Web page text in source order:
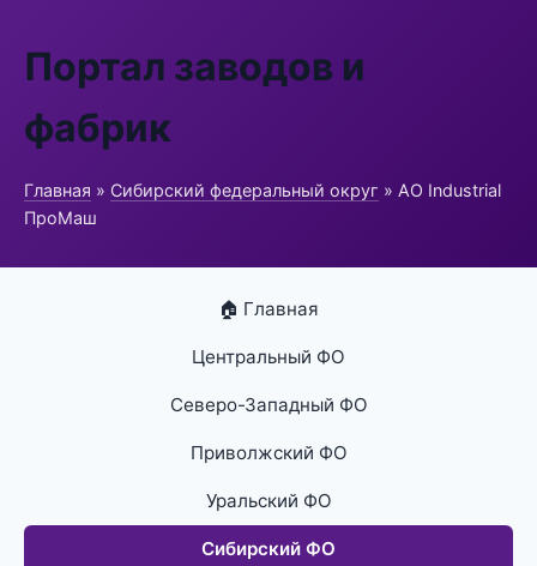
Портал заводов и
фабрик
Главная » Сибирский федеральный округ » АО Industrial
ПроМаш
🏠 Главная
Центральный ФО
Северо-Западный ФО
Приволжский ФО
Уральский ФО
Сибирский ФО